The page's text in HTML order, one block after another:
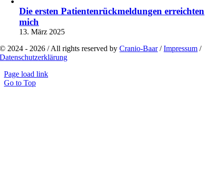
Die ersten Patientenrückmeldungen erreichten
mich
13. März 2025
© 2024 - 2026 / All rights reserved byCranio-Baar/Impressum /
Datenschutzerklärung
Page load link
Go to Top